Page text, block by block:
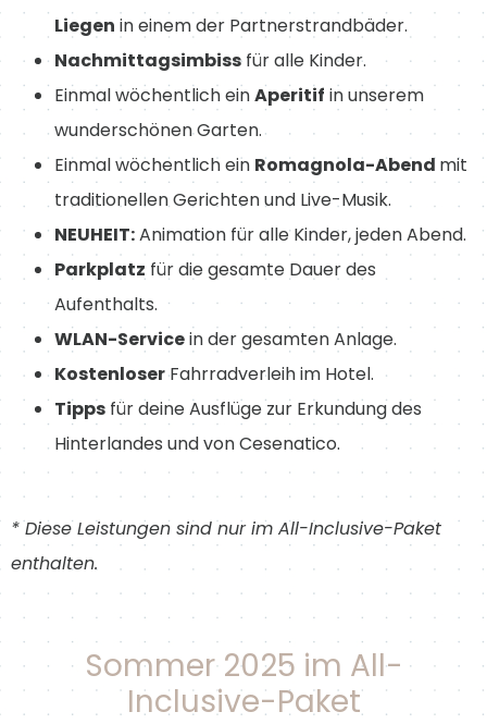
Liegen in einem der Partnerstrandbäder.
Nachmittagsimbissfür alle Kinder.
Einmal wöchentlich einAperitif in unserem
wunderschönen Garten.
Einmal wöchentlich ein Romagnola-Abendmit
traditionellen Gerichten und Live-Musik.
NEUHEIT:Animation für alle Kinder, jeden Abend.
Parkplatz für die gesamte Dauer des
Aufenthalts.
WLAN-Servicein der gesamten Anlage.
KostenloserFahrradverleih im Hotel.
Tipps für deine Ausflüge zur Erkundung des
Hinterlandes und von Cesenatico.
* Diese Leistungen sind nur im All-Inclusive-Paket
enthalten.
Sommer 2025 im All-
Inclusive-Paket